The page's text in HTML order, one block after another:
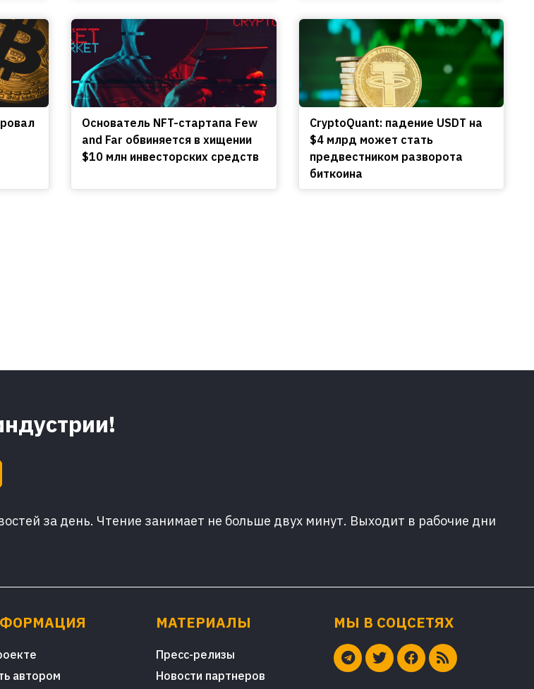
Основатель NFT-стартапа Few
and Far обвиняется в хищении
$10 млн инвесторских средств
CryptoQuant: падение USDT на
$4 млрд может стать
предвестником разворота
биткоина
за день. Чтение занимает не больше двух минут. Выходит в рабочие дни
автором
МАТЕРИАЛЫ
Пресс-релизы
Новости партнеров
МЫ В СОЦСЕТЯХ